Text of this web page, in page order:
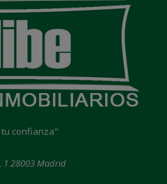
confianza"
1 28003 Madrid